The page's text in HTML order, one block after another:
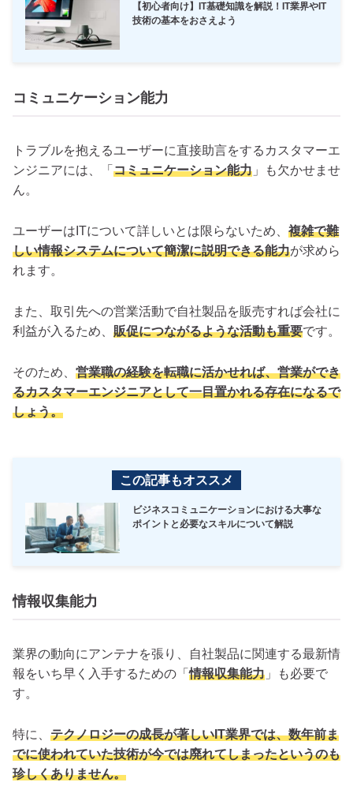
【初心者向け】IT基礎知識を解説！IT業界やIT
技術の基本をおさえよう
コミュニケーション能力
トラブルを抱えるユーザーに直接助言をするカスタマーエ
ンジニアには、「 コミュニケーション能力 」も欠かせませ
ん。
ユーザーはITについて詳しいとは限らないため、 複雑で難
しい情報システムについて簡潔に説明できる能力が求めら
れます。
また、取引先への営業活動で自社製品を販売すれば会社に
利益が入るため、 販促につながるような活動も重要です。
そのため、 営業職の経験を転職に活かせれば、営業ができ
るカスタマーエンジニアとして一目置かれる存在になるで
しょう。
この記事もオススメ
ビジネスコミュニケーションにおける大事な
ポイントと必要なスキルについて解説
情報収集能力
業界の動向にアンテナを張り、自社製品に関連する最新情
報をいち早く入手するための「情報収集能力 」も必要で
す。
特に、 テクノロジーの成長が著しいIT業界では、数年前ま
でに使われていた技術が今では廃れてしまったというのも
珍しくありません。